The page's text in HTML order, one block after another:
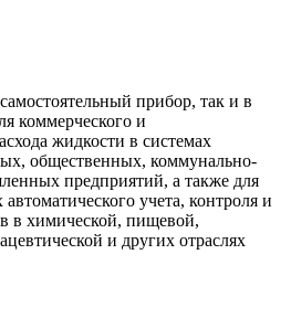
прибор, так и в
коммерческого и
жидкости в системах
общественных, коммунально-
предприятий, а также для
учета, контроля и
в химической, пищевой,
и других отраслях